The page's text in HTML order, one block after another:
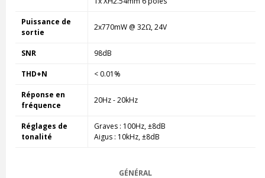
Puissance de
sortie
2x770mW @ 32Ω, 24V
SNR 98dB
THD+N < 0.01%
Réponse en
fréquence
20Hz - 20kHz
Réglages de
tonalité
Graves : 100Hz, ±8dB
Aigus : 10kHz, ±8dB
GÉNÉRAL